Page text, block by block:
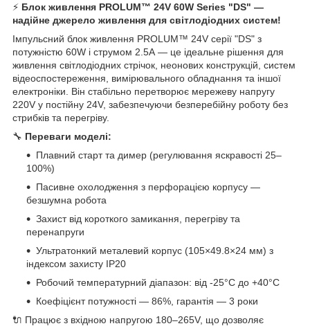
⚡️ Блок живлення PROLUM™ 24V 60W Series "DS" —
надійне джерело живлення для світлодіодних систем!
Імпульсний блок живлення PROLUM™ 24V серії "DS" з
потужністю 60W і струмом 2.5А — це ідеальне рішення для
живлення світлодіодних стрічок, неонових конструкцій, систем
відеоспостереження, вимірювального обладнання та іншої
електроніки. Він стабільно перетворює мережеву напругу
220V у постійну 24V, забезпечуючи безперебійну роботу без
стрибків та перегріву.
🔧 Переваги моделі:
Плавний старт та димер (регулювання яскравості 25–
100%)
Пасивне охолодження з перфорацією корпусу —
безшумна робота
Захист від короткого замикання, перегріву та
перенапруги
Ультратонкий металевий корпус (105×49.8×24 мм) з
індексом захисту IP20
Робочий температурний діапазон: від -25°C до +40°C
Коефіцієнт потужності — 86%, гарантія — 3 роки
🔌 Працює з вхідною напругою 180–265V, що дозволяє